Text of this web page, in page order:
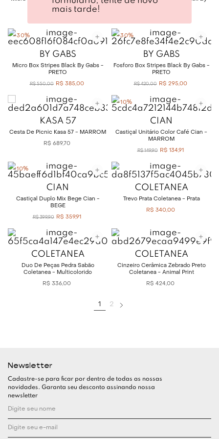
MARROM
-30%
BY GABS
Micro Box Stripes Black By Gabs -
PRETO
R$ 550,00 R$ 385,00
-30%
BY GABS
Fosforo Box Stripes Black By Gabs -
PRETO
R$ 420,00 R$ 295,00
KASA 57
Cesta De Picnic Kasa 57 - MARROM
R$ 689,70
-10%
CIAN
Castiçal Unitário Color Café Cian -
MARROM
R$ 149,90 R$ 134,91
-10%
CIAN
Castiçal Duplo Mix Bege Cian -
BEGE
R$ 399,90 R$ 359,91
COLETANEA
Trevo Prata Coletanea - Prata
R$ 340,00
COLETANEA
Duo De Peças Pedra Sabão
Coletanea - Multicolorido
R$ 336,00
COLETANEA
Cinzeiro Cerâmica Zebrado Preto
Coletanea - Animal Print
R$ 424,00
1 2
Newsletter
Cadastre-se para ficar por dentro de todas as nossas
novidades. Garanta seu desconto assinando nossa
newsletter
mais tarde!